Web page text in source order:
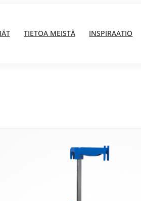
TIETOA MEISTÄ INSPIRAATIO